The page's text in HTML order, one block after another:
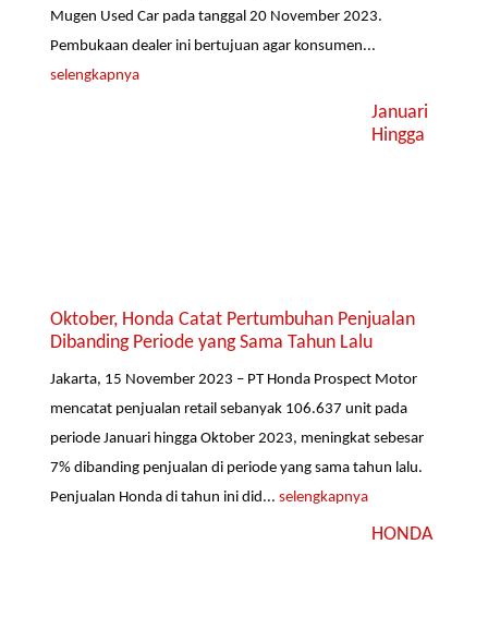
Mugen Used Car pada tanggal 20 November 2023.
Pembukaan dealer ini bertujuan agar konsumen...
selengkapnya
Januari
Hingga
Oktober, Honda Catat Pertumbuhan Penjualan
Dibanding Periode yang Sama Tahun Lalu
Jakarta, 15 November 2023 – PT Honda Prospect Motor
mencatat penjualan retail sebanyak 106.637 unit pada
periode Januari hingga Oktober 2023, meningkat sebesar
7% dibanding penjualan di periode yang sama tahun lalu.
Penjualan Honda di tahun ini did...selengkapnya
HONDA